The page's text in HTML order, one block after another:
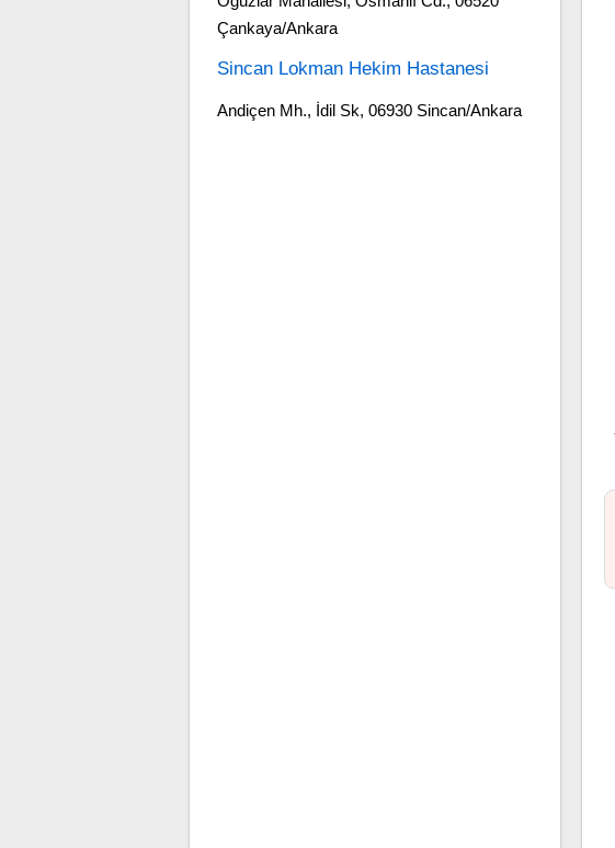
Çankaya/Ankara
Sincan Lokman Hekim Hastanesi
Andiçen Mh., İdil Sk, 06930 Sincan/Ankara